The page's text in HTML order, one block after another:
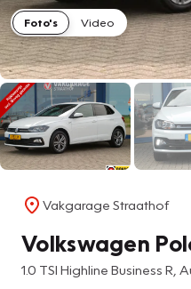
Foto's
Video
Vakgarage Straathof
Volkswagen
1.0 TSI Highline Business R,